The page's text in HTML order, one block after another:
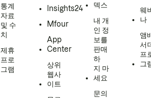
통계
자료
및 수
치
제휴
프로
그램
Insights24
Mfour
App
Center
상위
웹사
이트
덱스
내 개
인 정
보를
판매
하
지 마
세요
문의
웨
나
앰
서
프
그